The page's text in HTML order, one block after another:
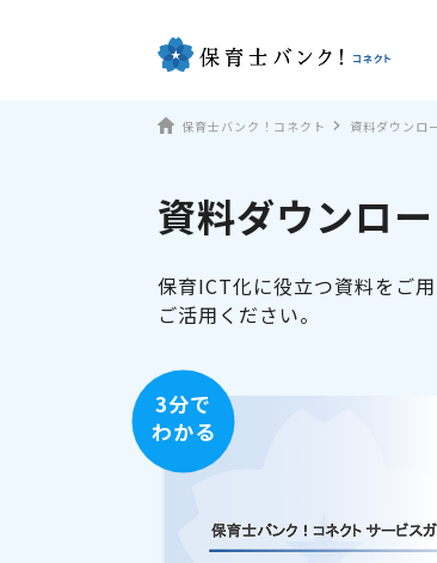
保育士バンク！コネクト 資料ダウンロ
資料ダウンロ
保育ICT化に役立つ資料をご
ご活用ください。
3分で
わかる